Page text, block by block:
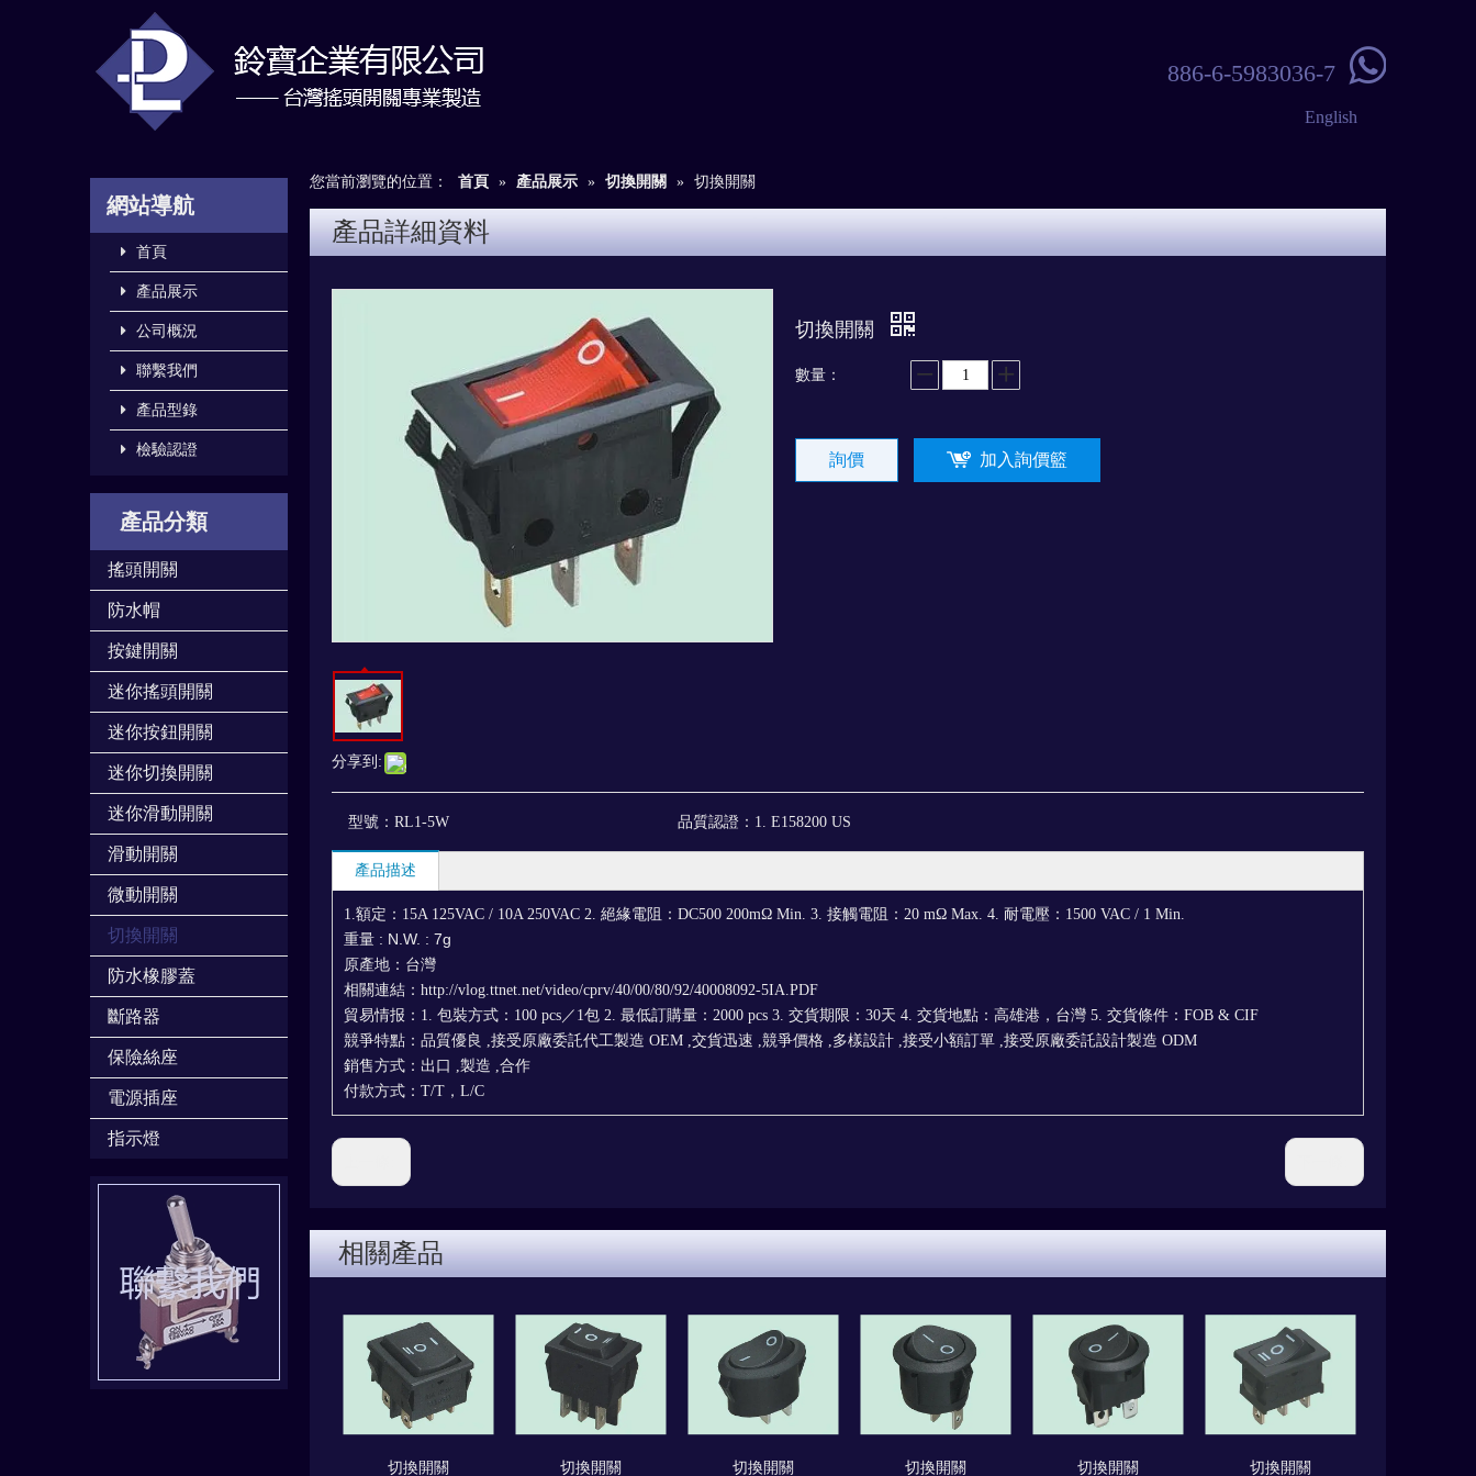
886-6-5983036-7 
English
網站導航
首頁
產品展示
公司概況
聯繫我們
產品型錄
檢驗認證
產品分類
搖頭開關
防水帽
按鍵開關
迷你搖頭開關
迷你按鈕開關
迷你切換開關
迷你滑動開關
滑動開關
微動開關
切換開關
防水橡膠蓋
斷路器
保險絲座
電源插座
指示燈
您當前瀏覽的位置： 首頁 » 產品展示 » 切換開關 » 切換開關
產品詳細資料
分享到:
切換開關
數量：
詢價 加入詢價籃
型號： RL1-5W 品質認證： 1. E158200 US
產品描述
1.額定：15A 125VAC / 10A 250VAC 2. 絕緣電阻：DC500 200mΩ Min. 3. 接觸電阻：20 mΩ Max. 4. 耐電壓：1500 VAC / 1 Min.
重量 : N.W. : 7g
原產地：台灣
相關連結：http://vlog.ttnet.net/video/cprv/40/00/80/92/40008092-5IA.PDF
貿易情报：1. 包裝方式：100 pcs／1包 2. 最低訂購量：2000 pcs 3. 交貨期限：30天 4. 交貨地點：高雄港，台灣 5. 交貨條件：FOB & CIF
競爭特點：品質優良 ,接受原廠委託代工製造 OEM ,交貨迅速 ,競爭價格 ,多樣設計 ,接受小額訂單 ,接受原廠委託設計製造 ODM
銷售方式：出口 ,製造 ,合作
付款方式：T/T，L/C
相關產品
切換開關 切換開關 切換開關 切換開關 切換開關 切換開關